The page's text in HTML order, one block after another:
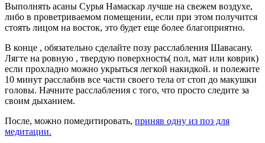
Выполнять асаны Сурья Намаскар лучше на свежем воздухе,
либо в проветриваемом помещении, если при этом получится
стоять лицом на восток, это будет еще более благоприятно.
В конце , обязательно сделайте позу расслабления Шавасану.
Лягте на ровную , твердую поверхность( пол, мат или коврик)
если прохладно можно укрыться легкой накидкой. и полежите
10 минут расслабив все части своего тела от стоп до макушки
головы. Начните расслабления с того, что просто следите за
своим дыханием.
После, можно помедитировать, приняв одну из поз для
медитации.